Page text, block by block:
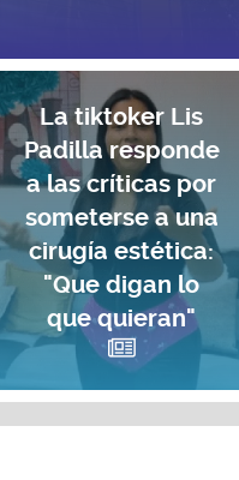
La tiktoker Lis
Padilla responde
a las críticas por
someterse a una
cirugía estética:
"Que digan lo
que quieran"